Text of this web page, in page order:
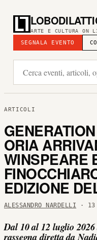
ARTE E CULTURA ON
SEGNALA EVENTO
ARTICOLI
ORIA
WINSPEARE
EDIZIONE
ALESSANDRO NARDELLI · 13
Dal 10 al 12 luglio
rassegna diretta da